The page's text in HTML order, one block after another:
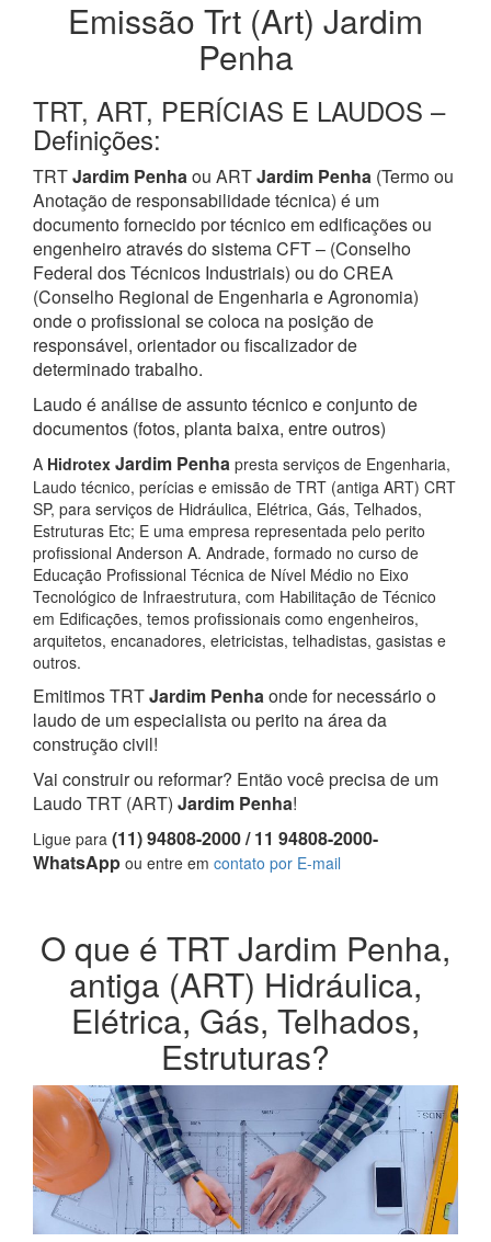
Emissão Trt (Art) Jardim
Penha
TRT, ART, PERÍCIAS E LAUDOS –
Definições:
TRTJardim Penhaou ARTJardim Penha (Termo ou
Anotação de responsabilidade técnica) é um
documento fornecido por técnico em edificações ou
engenheiro através do sistema CFT – (Conselho
Federal dos Técnicos Industriais) ou do CREA
(Conselho Regional de Engenharia e Agronomia)
onde o profissional se coloca na posição de
responsável, orientador ou fiscalizador de
determinado trabalho.
Laudo é análise de assunto técnico e conjunto de
documentos (fotos, planta baixa, entre outros)
A Hidrotex Jardim Penha presta serviços de Engenharia,
Laudo técnico, perícias e emissão de TRT (antiga ART) CRT
SP, para serviços de Hidráulica, Elétrica, Gás, Telhados,
Estruturas Etc; E uma empresa representada pelo perito
profissional Anderson A. Andrade, formado no curso de
Educação Profissional Técnica de Nível Médio no Eixo
Tecnológico de Infraestrutura, com Habilitação de Técnico
em Edificações, temos profissionais como engenheiros,
arquitetos, encanadores, eletricistas, telhadistas, gasistas e
outros.
Emitimos TRTJardim Penhaonde for necessário o
laudo de um especialista ou perito na área da
construção civil!
Vai construir ou reformar? Então você precisa de um
Laudo TRT (ART) Jardim Penha!
Ligue para (11) 94808-2000 / 11 94808-2000-
WhatsApp ou entre em contato por E-mail
O que é TRT Jardim Penha,
antiga (ART) Hidráulica,
Elétrica, Gás, Telhados,
Estruturas?